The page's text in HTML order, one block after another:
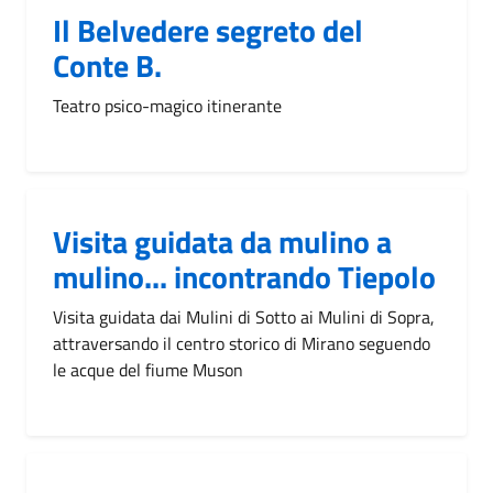
Il Belvedere segreto del
Conte B.
Teatro psico-magico itinerante
Visita guidata da mulino a
mulino... incontrando Tiepolo
Visita guidata dai Mulini di Sotto ai Mulini di Sopra,
attraversando il centro storico di Mirano seguendo
le acque del fiume Muson